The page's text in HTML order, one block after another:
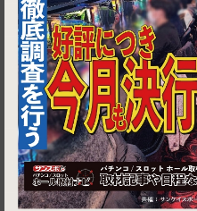
東京都日野市新町1-18-7キャピ